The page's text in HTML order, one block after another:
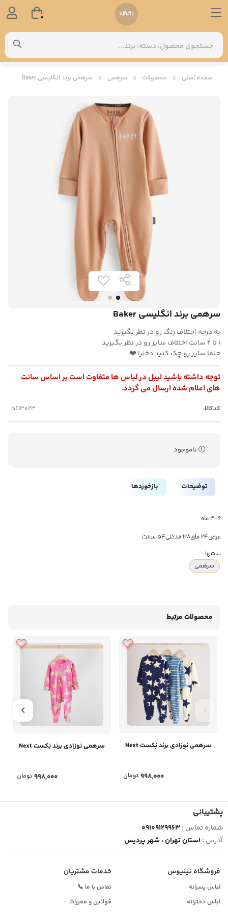
صفحه اصلی محصولات سرهمی سرهمی برند انگلیسی Baker
سرهمی برند انگلیسی Baker
یه درجه اختلاف رنگ رو در نظر بگیرید
۱ تا ۲ سانت اختلاف سایز رو در نظر بگیرید
حتما سایز رو چک کنید دخترا ❤️
توجه داشته باشید لیبل در لباس ها متفاوت است بر اساس سانت
های اعلام شده ارسال می گردد.
کدکالا:
ناموجود
توضیحات بازخوردها
۳-۶ ماه
عرض۲۴ فاق۳۸ قدکلی۵۴ سانت
بخشها :
سرهمی
محصولات مرتبط
سرهمی نوزادی برند نِکست Next
998,000 تومان
سرهمی نوزادی برند نِکست Next
998,000 تومان
پشتیبانی
شماره تماس :09109129963
آدرس : استان تهران ، شهر پردیس
فروشگاه نینیوس
لباس پسرانه
لباس دخترانه
خدمات مشتریان
تماس با ما 📞
قوانین و مقررات
0